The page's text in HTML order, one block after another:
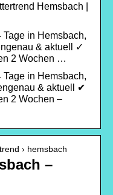
Hemsbach |
in Hemsbach,
& aktuell ✓
2 Wochen …
in Hemsbach,
& aktuell ✔
2 Wochen –
› hemsbach
–